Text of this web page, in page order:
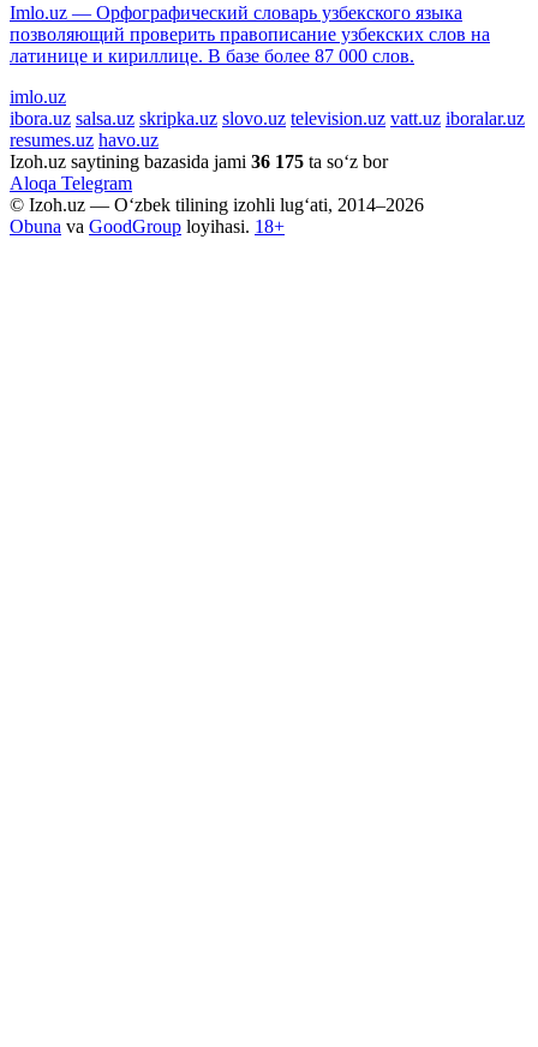
Imlo.uz — Орфографический словарь узбекского языка
позволяющий проверить правописание узбекских слов на
латинице и кириллице. В базе более 87 000 слов.
imlo.uz
ibora.uz salsa.uz skripka.uz slovo.uz television.uz vatt.uz iboralar.uz
resumes.uz havo.uz
Izoh.uz saytining bazasida jami 36 175 ta so‘z bor
Aloqa Telegram
© Izoh.uz — O‘zbek tilining izohli lug‘ati, 2014–2026
Obuna va GoodGroup loyihasi. 18+